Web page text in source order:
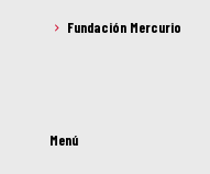
Fundación Mercurio
Menú